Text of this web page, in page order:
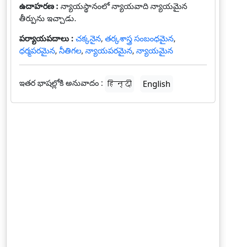
ఉదాహరణ : న్యాయస్థానంలో న్యాయవాది న్యాయమైన
తీర్పును ఇచ్చాడు.
పర్యాయపదాలు : చక్కనైన, తర్కశాస్త్ర సంబంధమైన,
ధర్మపరమైన, నీతిగల, న్యాయపరమైన, న్యాయమైన
ఇతర భాషల్లోకి అనువాదం : हिन्दी English